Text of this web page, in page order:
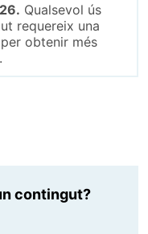
Qualsevol ús
requereix una
obtenir més
contingut?